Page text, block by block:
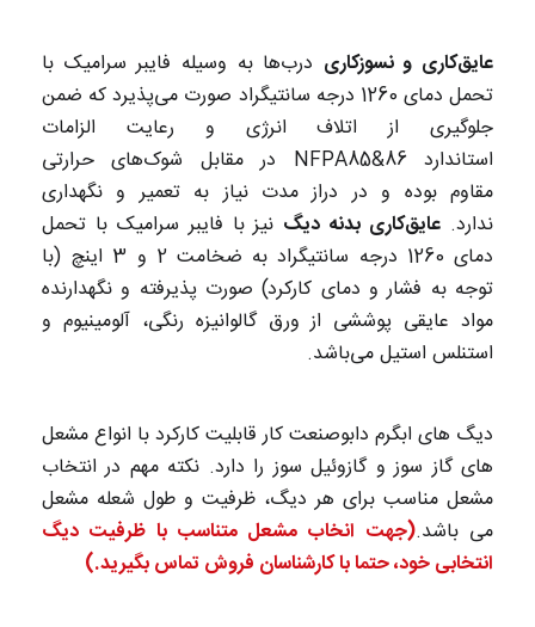
عایق‌کاری و نسوزکاری درب‌ها به وسیله فایبر سرامیک با
تحمل دمای 1260 درجه سانتیگراد صورت می‌پذیرد که ضمن
جلوگیری از اتلاف انرژی و رعایت الزامات
استاندارد NFPA85&86 در مقابل شوک‌های حرارتی
مقاوم بوده و در دراز مدت نیاز به تعمیر و نگهداری
ندارد. عایق‌کاری بدنه دیگ نیز با فایبر سرامیک با تحمل
دمای 1260 درجه سانتیگراد به ضخامت 2 و 3 اینچ (با
توجه به فشار و دمای کارکرد) صورت پذیرفته و نگهدارنده
مواد عایقی پوششی از ورق گالوانیزه رنگی، آلومینیوم و
استنلس استیل می‌باشد.
دیگ های ابگرم دابوصنعت کار قابلیت کارکرد با انواع مشعل
های گاز سوز و گازوئیل سوز را دارد. نکته مهم در انتخاب
مشعل مناسب برای هر دیگ، ظرفیت و طول شعله مشعل
می باشد.(جهت انخاب مشعل متناسب با ظرفیت دیگ
انتخابی خود، حتما با کارشناسان فروش تماس بگیرید.)